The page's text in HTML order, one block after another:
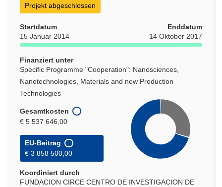
Projekt abgeschlossen
Startdatum
15 Januar 2014
Enddatum
14 Oktober 2017
Finanziert unter
Specific Programme "Cooperation": Nanosciences,
Nanotechnologies, Materials and new Production
Technologies
Gesamtkosten
€ 5 537 646,00
EU-Beitrag
€ 3 858 500,00
Koordiniert durch
FUNDACION CIRCE CENTRO DE INVESTIGACION DE